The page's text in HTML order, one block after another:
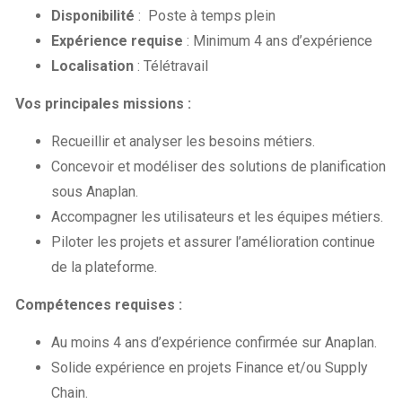
Disponibilité : Poste à temps plein
Expérience requise : Minimum 4 ans d’expérience
Localisation: Télétravail
Vos principales missions :
Recueillir et analyser les besoins métiers.
Concevoir et modéliser des solutions de planification
sous Anaplan.
Accompagner les utilisateurs et les équipes métiers.
Piloter les projets et assurer l’amélioration continue
de la plateforme.
Compétences requises :
Au moins 4 ans d’expérience confirmée sur Anaplan.
Solide expérience en projets Finance et/ou Supply
Chain.